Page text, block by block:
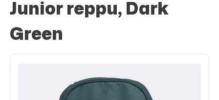
Junior reppu, Dark
Green